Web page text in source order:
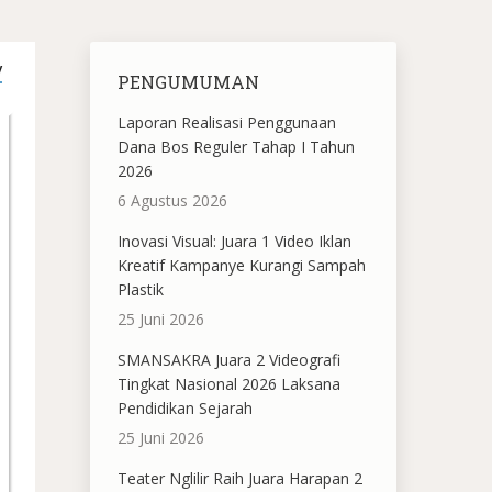
PENGUMUMAN
Laporan Realisasi Penggunaan
Dana Bos Reguler Tahap I Tahun
2026
6 Agustus 2026
Inovasi Visual: Juara 1 Video Iklan
Kreatif Kampanye Kurangi Sampah
Plastik
25 Juni 2026
SMANSAKRA Juara 2 Videografi
Tingkat Nasional 2026 Laksana
Pendidikan Sejarah
25 Juni 2026
Teater Nglilir Raih Juara Harapan 2